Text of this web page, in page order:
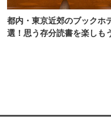
都内・東京近郊のブックホ
選！思う存分読書を楽しも